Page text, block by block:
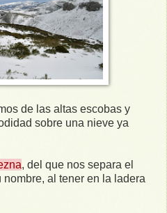
de las altas escobas y
sobre una nieve ya
, del que nos separa el
al tener en la ladera